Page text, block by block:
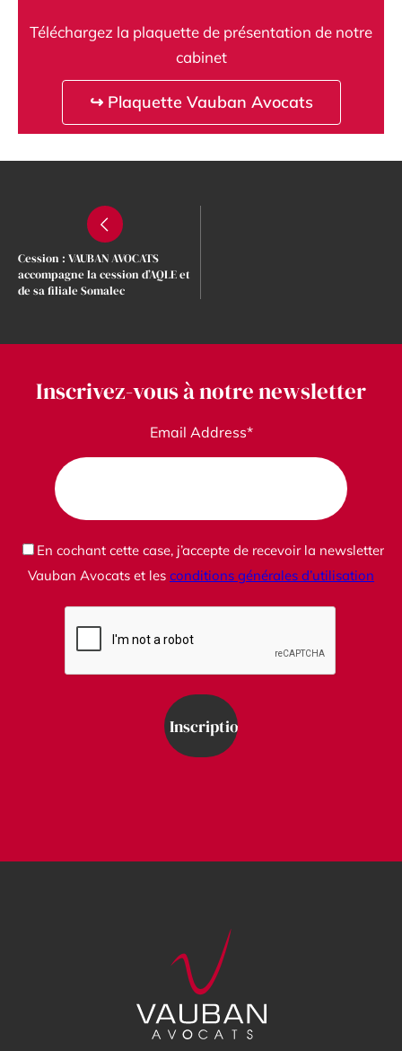
Téléchargez la plaquette de présentation de notre
cabinet
↪ Plaquette Vauban Avocats
Cession : VAUBAN AVOCATS
accompagne la cession d’AQLE et
de sa filiale Somalec
Inscrivez-vous à notre newsletter
Email Address*
En cochant cette case, j’accepte de recevoir la newsletter
Vauban Avocats et les conditions générales d’utilisation